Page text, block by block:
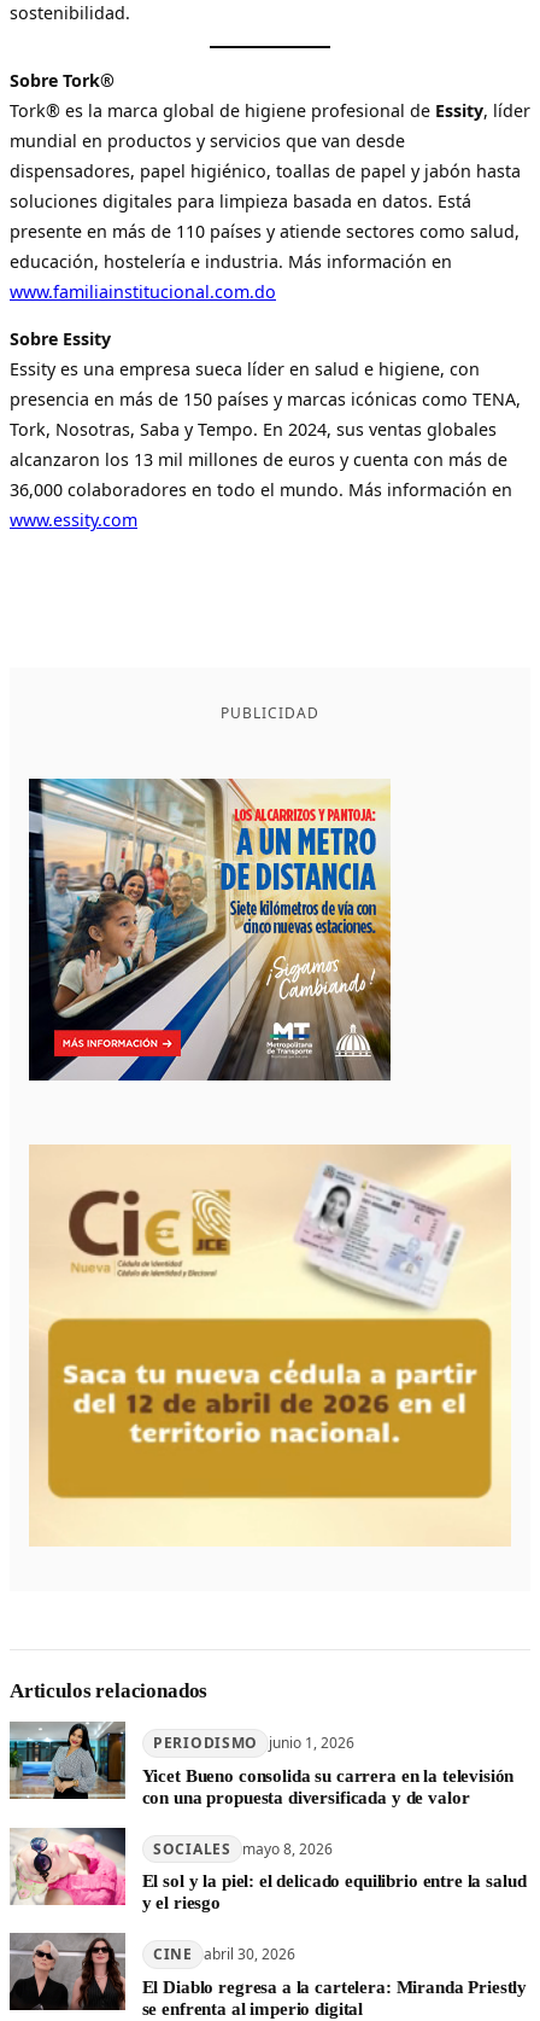
sostenibilidad.
Sobre Tork®
Tork® es la marca global de higiene profesional de Essity, líder
mundial en productos y servicios que van desde
dispensadores, papel higiénico, toallas de papel y jabón hasta
soluciones digitales para limpieza basada en datos. Está
presente en más de 110 países y atiende sectores como salud,
educación, hostelería e industria. Más información en
www.familiainstitucional.com.do
Sobre Essity
Essity es una empresa sueca líder en salud e higiene, con
presencia en más de 150 países y marcas icónicas como TENA,
Tork, Nosotras, Saba y Tempo. En 2024, sus ventas globales
alcanzaron los 13 mil millones de euros y cuenta con más de
36,000 colaboradores en todo el mundo. Más información en
www.essity.com
PUBLICIDAD
Articulos relacionados
PERIODISMO junio 1, 2026
Yicet Bueno consolida su carrera en la televisión
con una propuesta diversificada y de valor
SOCIALES mayo 8, 2026
El sol y la piel: el delicado equilibrio entre la salud
y el riesgo
CINE abril 30, 2026
El Diablo regresa a la cartelera: Miranda Priestly
se enfrenta al imperio digital